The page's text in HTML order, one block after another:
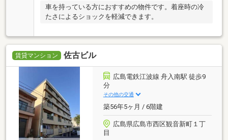
車を持っている方におすすめの物件です。着座時の冷
たさによるショックを軽減できます。
賃貸マンション 佐古ビル
広島電鉄江波線 舟入南駅 徒歩9
分
その他の交通
築56年5ヶ月 / 6階建
広島県広島市西区観音新町１丁
目